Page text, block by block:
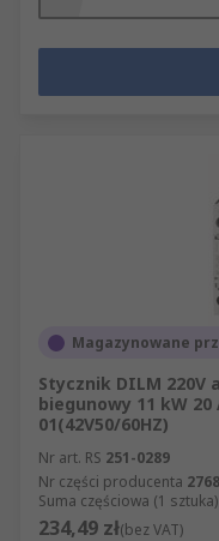
Magazynowane
Stycznik DILM 220V
biegunowy 11 kW 20
01(42V50/60HZ)
Nr art. RS 251-0289
Nr części producenta
Suma częściowa (1 sztuka)
234,49 zł(bez VAT)